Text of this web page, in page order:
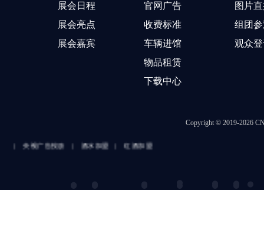
展会日程
展会亮点
展会嘉宾
官网广告
收费标准
车辆进馆
物品租赁
下载中心
图片
组团
观众
Copyright © 2019-2026
| 酒水加盟 | 红酒加盟